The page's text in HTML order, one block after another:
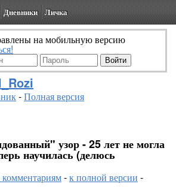
Дневники Личка
на мобильную версию
-Полная версия
узор - 25 лет не могла
научилась (делюсь
комментариям-к полной версии -